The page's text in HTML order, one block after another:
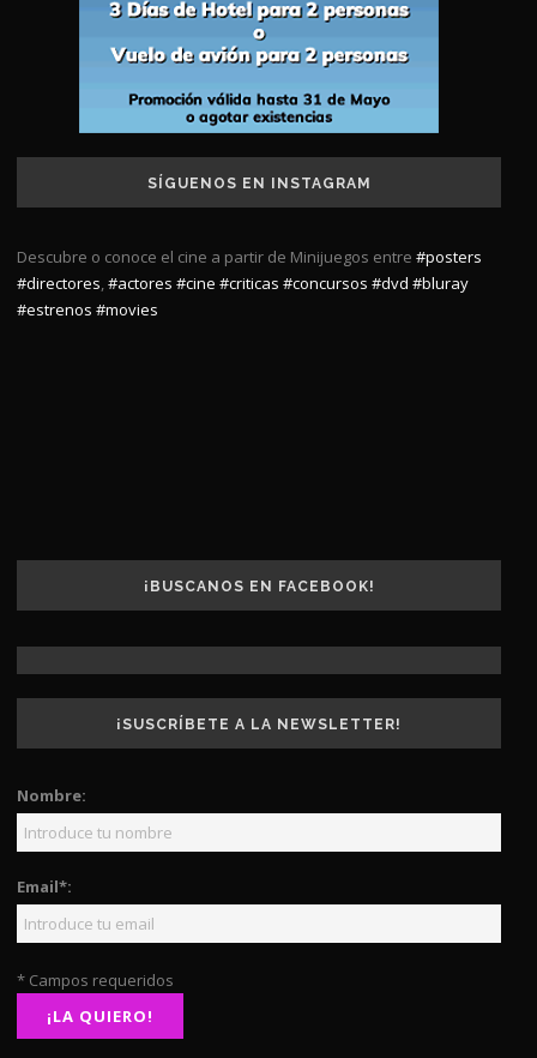
SÍGUENOS EN INSTAGRAM
Descubre o conoce el cine a partir de Minijuegos entre #posters
#directores,#actores #cine #criticas #concursos #dvd #bluray
#estrenos #movies
¡BUSCANOS EN FACEBOOK!
¡SUSCRÍBETE A LA NEWSLETTER!
Nombre:
Email*:
* Campos requeridos